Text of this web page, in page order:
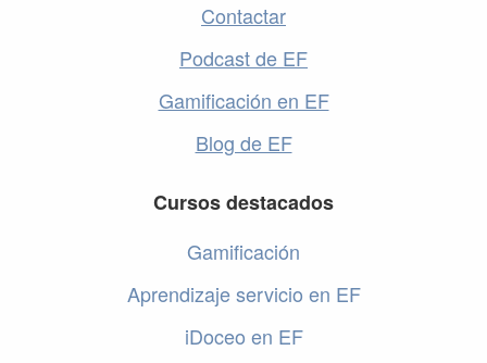
Contactar
Podcast de EF
Gamificación en EF
Blog de EF
Cursos destacados
Gamificación
Aprendizaje servicio en EF
iDoceo en EF